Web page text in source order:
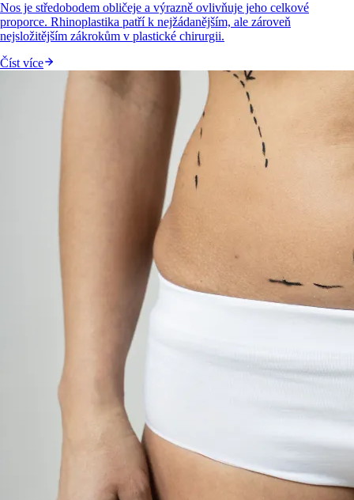
Nos je středobodem obličeje a výrazně ovlivňuje jeho celkové
proporce. Rhinoplastika patří k nejžádanějším, ale zároveň
nejsložitějším zákrokům v plastické chirurgii.
Číst více